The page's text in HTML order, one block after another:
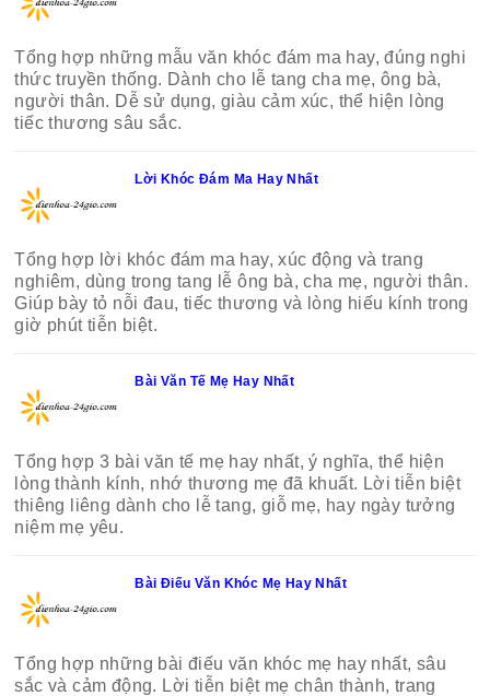
Tổng hợp những mẫu văn khóc đám ma hay, đúng nghi
thức truyền thống. Dành cho lễ tang cha mẹ, ông bà,
người thân. Dễ sử dụng, giàu cảm xúc, thể hiện lòng
tiếc thương sâu sắc.
Lời Khóc Đám Ma Hay Nhất
Tổng hợp lời khóc đám ma hay, xúc động và trang
nghiêm, dùng trong tang lễ ông bà, cha mẹ, người thân.
Giúp bày tỏ nỗi đau, tiếc thương và lòng hiếu kính trong
giờ phút tiễn biệt.
Bài Văn Tế Mẹ Hay Nhất
Tổng hợp 3 bài văn tế mẹ hay nhất, ý nghĩa, thể hiện
lòng thành kính, nhớ thương mẹ đã khuất. Lời tiễn biệt
thiêng liêng dành cho lễ tang, giỗ mẹ, hay ngày tưởng
niệm mẹ yêu.
Bài Điếu Văn Khóc Mẹ Hay Nhất
Tổng hợp những bài điếu văn khóc mẹ hay nhất, sâu
sắc và cảm động. Lời tiễn biệt mẹ chân thành, trang